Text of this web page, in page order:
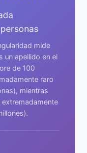
personas
mide
un apellido en el
de 100
raro
mientras
extremadamente